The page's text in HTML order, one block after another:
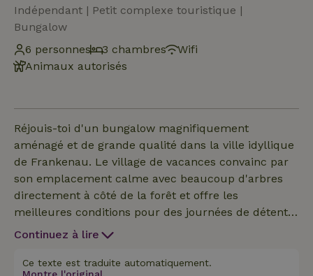
Indépendant | Petit complexe touristique |
Bungalow
6 personnes
3 chambres
Wifi
Animaux autorisés
Réjouis-toi d'un bungalow magnifiquement
aménagé et de grande qualité dans la ville idyllique
de Frankenau. Le village de vacances convainc par
son emplacement calme avec beaucoup d'arbres
directement à côté de la forêt et offre les
meilleures conditions pour des journées de détente
dans la nature. Sur environ 75 m², un salon et une
cuisine intégrée ouverte et une agréable cheminée
Continuez à lire
Ce texte est traduite automatiquement.